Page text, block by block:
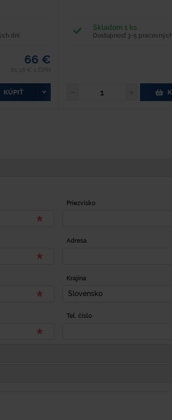
dní
66 €
KÚPIŤ
Skladom 1 ks
Dostupnosť 3-5
Priezvisko
Adresa
Krajina
Slovensko
Tel. číslo